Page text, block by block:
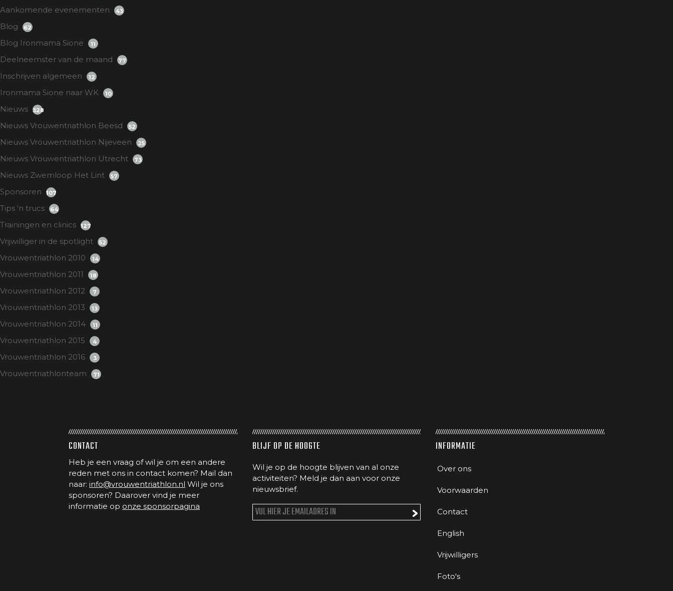
Aankomende evenementen 43
Blog 62
Blog Ironmama Sione 11
Deelneemster van de maand 77
Inschrijven algemeen 12
Ironmama Sione naar WK 10
Nieuws 328
Nieuws Vrouwentriathlon Beesd 52
Nieuws Vrouwentriathlon Nijeveen 25
Nieuws Vrouwentriathlon Utrecht 73
Nieuws Zwemloop Het Lint 57
Sponsoren 107
Tips 'n trucs 64
Trainingen en clinics 127
Vrijwilliger in de spotlight 52
Vrouwentriathlon 2010 14
Vrouwentriathlon 2011 18
Vrouwentriathlon 2012 7
Vrouwentriathlon 2013 13
Vrouwentriathlon 2014 11
Vrouwentriathlon 2015 4
Vrouwentriathlon 2016 3
Vrouwentriathlonteam 71
CONTACT
Heb je een vraag of wil je om een andere
reden met ons in contact komen? Mail dan
naar: info@vrouwentriathlon.nl Wil je ons
sponsoren? Daarover vind je meer
informatie op onze sponsorpagina
BLIJF OP DE HOOGTE
Wil je op de hoogte blijven van al onze
activiteiten? Meld je dan aan voor onze
nieuwsbrief.
INFORMATIE
Over ons
Voorwaarden
Contact
English
Vrijwilligers
Foto's